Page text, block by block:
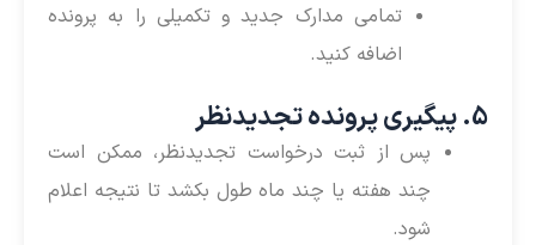
تمامی مدارک جدید و تکمیلی را به پرونده
اضافه کنید.
5. پیگیری پرونده تجدیدنظر
پس از ثبت درخواست تجدیدنظر، ممکن است
چند هفته یا چند ماه طول بکشد تا نتیجه اعلام
شود.